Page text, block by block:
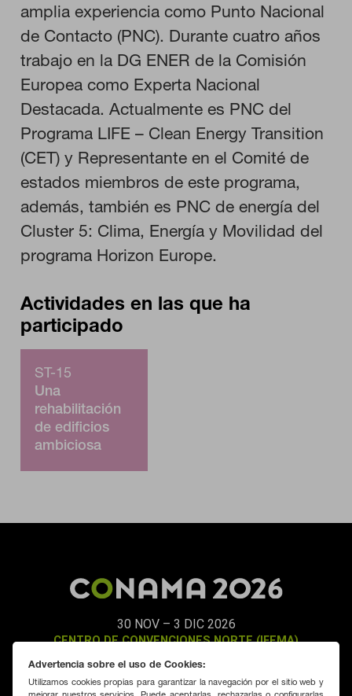
amplia experiencia como Punto Nacional
de Contacto (PNC). Durante cuatro años
trabajo en la DG ENER de la Comisión
Europea como Experta Nacional
Destacada. Actualmente es PNC del
Programa LIFE – Clean Energy Transition
(CET) y Representante en el Comité de
estados miembros de este programa,
además, también es PNC de energía del
Cluster 5: Clima, Energía y Movilidad del
programa Horizon Europe.
Actividades en las que ha
participado
ST-15
Una
rehabilitación
de edificios
ambiciosa
30 NOV – 3 DIC 2026
CENTRO DE CONVENCIONES NORTE (IFEMA)
Advertencia sobre el uso de Cookies:
Utilizamos cookies propias para garantizar la navegación por el sitio web y
Cookies necesarias
Estas cookies son necesarias para que el sitio web funcione y
no se pueden desactivar en nuestros sistemas. Puede
configurar su navegador para bloquear o alertar sobre estas
cookies, pero alguna áreas del sitio no funcionarán. Estas
cookies no almacenan ninguna información de identificación
personal.
Estas cookies nos permiten contar las visitas y fuentes de
tráfico para poder evaluar el rendimiento de nuestro sitio y
mejorarlo. Nos ayudan a saber qué páginas son las más o
menos visitadas, y cómo los visitantes navegan por el sitio.
Toda la información que recogen estas cookies es agregada y,
por lo tanto, es anónima.
GUARDAR CONFIGURACIÓN
Puedes volver a configurar tus cookies desde la sección "Configuración
de cookies" al pie de la página. También puedes consultar nuestra
política de cookies